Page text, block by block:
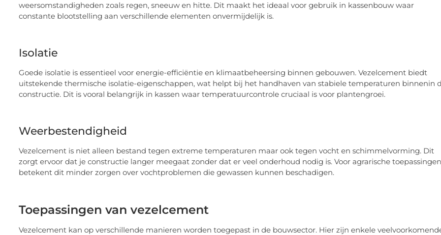
weersomstandigheden zoals regen, sneeuw en hitte. Dit maakt het ideaal voor gebruik in kassenbouw waar
constante blootstelling aan verschillende elementen onvermijdelijk is.
Isolatie
Goede isolatie is essentieel voor energie-efficiëntie en klimaatbeheersing binnen gebouwen. Vezelcement biedt
uitstekende thermische isolatie-eigenschappen, wat helpt bij het handhaven van stabiele temperaturen binnenin
constructie. Dit is vooral belangrijk in kassen waar temperatuurcontrole cruciaal is voor plantengroei.
Weerbestendigheid
Vezelcement is niet alleen bestand tegen extreme temperaturen maar ook tegen vocht en schimmelvorming. Dit
zorgt ervoor dat je constructie langer meegaat zonder dat er veel onderhoud nodig is. Voor agrarische toepassingen
betekent dit minder zorgen over vochtproblemen die gewassen kunnen beschadigen.
Toepassingen van vezelcement
Vezelcement kan op verschillende manieren worden toegepast in de bouwsector. Hier zijn enkele